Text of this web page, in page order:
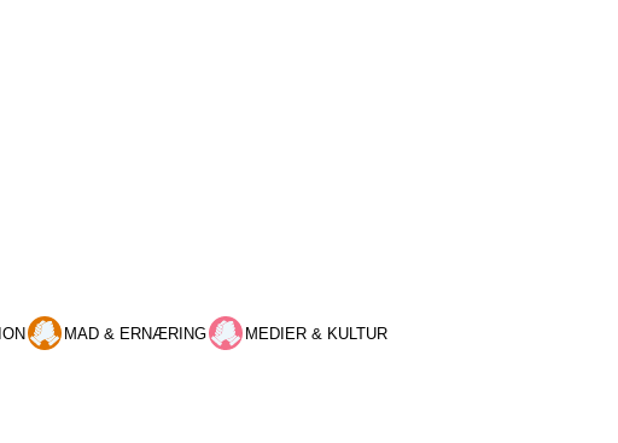
MAD & ERNÆRING MEDIER & KULTUR